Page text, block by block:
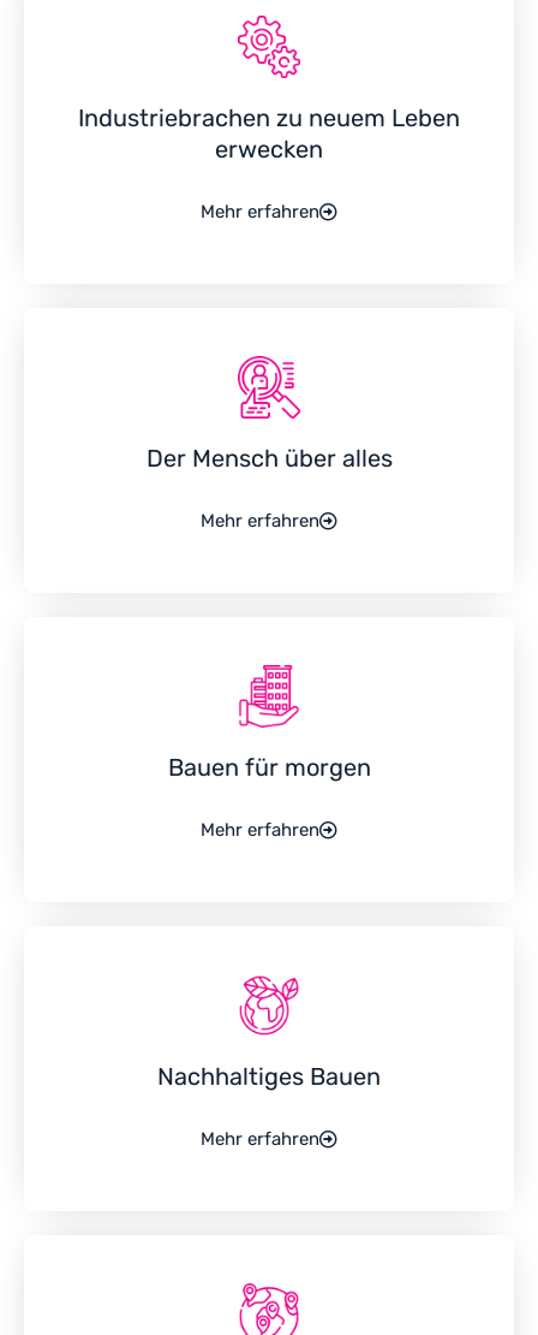
Industriebrachen zu neuem Leben
erwecken
Mehr erfahren
Der Mensch über alles
Mehr erfahren
Bauen für morgen
Mehr erfahren
Nachhaltiges Bauen
Mehr erfahren